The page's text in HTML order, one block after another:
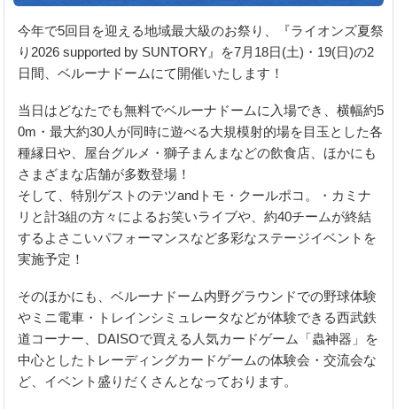
今年で5回目を迎える地域最大級のお祭り、『ライオンズ夏祭
り2026 supported by SUNTORY』を7月18日(土)・19(日)の2
日間、ベルーナドームにて開催いたします！
当日はどなたでも無料でベルーナドームに入場でき、横幅約5
0m・最大約30人が同時に遊べる大規模射的場を目玉とした各
種縁日や、屋台グルメ・獅子まんまなどの飲食店、ほかにも
さまざまな店舗が多数登場！
そして、特別ゲストのテツandトモ・クールポコ。・カミナ
リと計3組の方々によるお笑いライブや、約40チームが終結
するよさこいパフォーマンスなど多彩なステージイベントを
実施予定！
そのほかにも、ベルーナドーム内野グラウンドでの野球体験
やミニ電車・トレインシミュレータなどが体験できる西武鉄
道コーナー、DAISOで買える人気カードゲーム「蟲神器」を
中心としたトレーディングカードゲームの体験会・交流会な
ど、イベント盛りだくさんとなっております。